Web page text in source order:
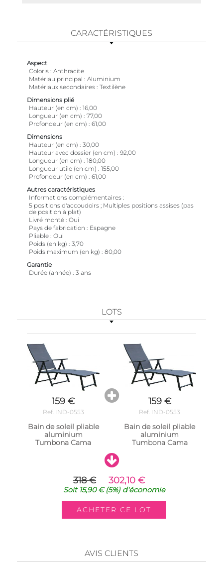
CARACTÉRISTIQUES
Aspect
Coloris Anthracite
Matériau principal
Aluminium
Matériaux secondaires Textilène
Dimensions plié
Hauteur (en cm)
16,00
Longueur (en cm)
77,00
Profondeur (en cm)
61,00
Dimensions
Hauteur (en cm)
30,00
Hauteur avec dossier (en cm)
92,00
Longueur (en cm)
180,00
Longueur utile (en cm)
155,00
Profondeur (en cm)
61,00
Autres caractéristiques
Informations complémentaires
5 positions d'accoudoirs ; Multiples positions assises (pas
de position à plat)
Livré monté Oui
Pays de fabrication
Espagne
Pliable Oui
Poids (en kg)
3,70
Poids maximum (en kg)
80,00
Garantie
Durée (année)
3 ans
LOTS
159 €
Ref. IND-0553
Bain de soleil pliable
aluminium
Tumbona Cama
159 €
Ref. IND-0553
Bain de soleil pliable
aluminium
Tumbona Cama
318 € 302,10 €
Soit 15,90 €(5%)d'économie
AVIS CLIENTS